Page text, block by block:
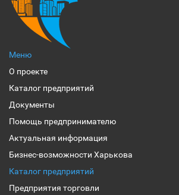
Меню
О проекте
Каталог предприятий
Документы
Помощь предпринимателю
Актуальная информация
Бизнес-возможности Харькова
Каталог предприятий
Предприятия торговли